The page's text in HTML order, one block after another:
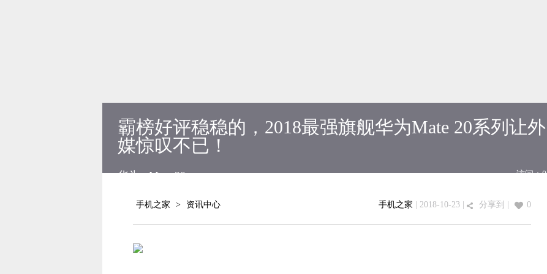
霸榜好评稳稳的，2018最强旗舰华为Mate 20系列让外
媒惊叹不已！
华为 Mate 20 访问：0
手机之家 > 资讯中心 手机之家 | 2018-10-23 | 分享到 0